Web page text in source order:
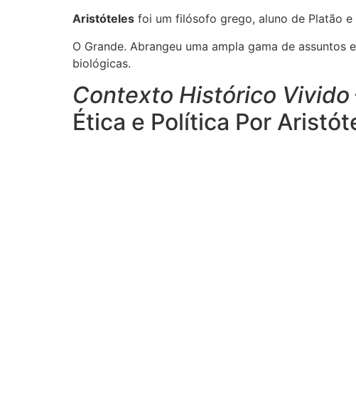
Aristóteles foi um filósofo grego, aluno de Platão
O Grande. Abrangeu uma ampla gama de
biológicas.
Contexto Histórico Vivido
Ética e Política Por